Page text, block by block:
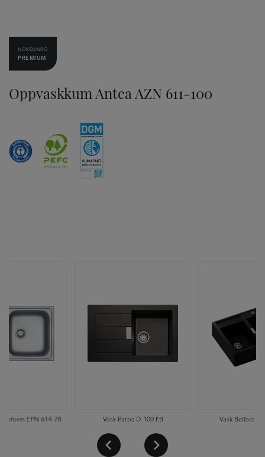
Oppvaskkum Antea AZN 611-100
NORDANRO
PREMIUM
EFN 614-78 Vask Patos D-100 FB Vask Belfast